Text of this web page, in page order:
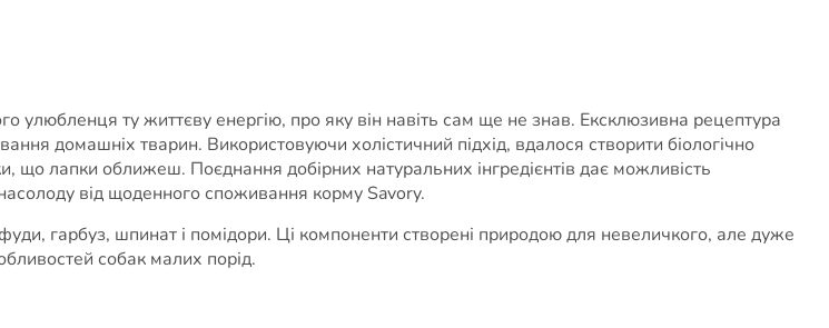
улюбленця ту життєву енергію, про яку він навіть сам ще не знав. Ексклюзивна рецептура
домашніх тварин. Використовуючи холістичний підхід, вдалося створити біологічно
що лапки оближеш. Поєднання добірних натуральних інгредієнтів дає можливість
від щоденного споживання корму Savory.
гарбуз, шпинат і помідори. Ці компоненти створені природою для невеличкого, але дуже
собак малих порід.